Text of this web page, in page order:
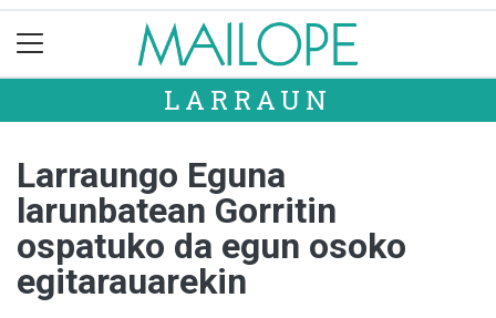
LARRAUN
Larraungo Eguna
larunbatean Gorritin
ospatuko da egun osoko
egitarauarekin